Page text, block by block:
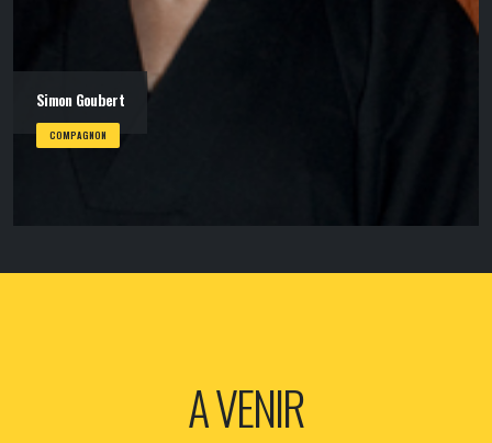
Simon Goubert
COMPAGNON
A VENIR